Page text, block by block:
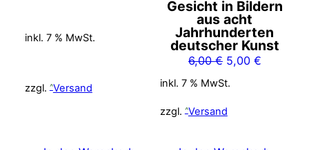
17,00 €
inkl. 7 % MwSt.
zzgl. Versand
Gesicht in Bildern
aus acht
Jahrhunderten
deutscher Kunst
6,00€ Ursprünglicher
Preis
6,00 €
5,00 €Aktueller
inkl. 7 % MwSt.
zzgl. Versand